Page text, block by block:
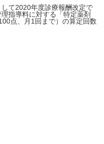
て2020年度診療報酬改定で
指導料に対する「特定薬剤
点、月1回まで）の算定回数